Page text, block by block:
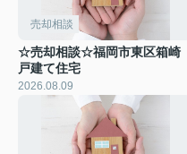
売却相談
☆売却相談☆福岡市東区箱崎
戸建て住宅
2026.08.09